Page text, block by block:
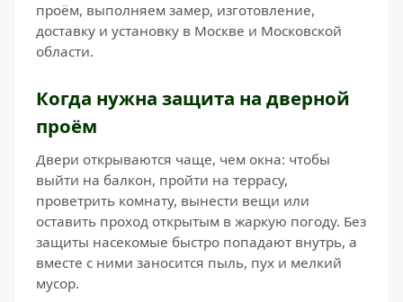
проём, выполняем замер, изготовление,
доставку и установку в Москве и Московской
области.
Когда нужна защита на дверной
проём
Двери открываются чаще, чем окна: чтобы
выйти на балкон, пройти на террасу,
проветрить комнату, вынести вещи или
оставить проход открытым в жаркую погоду. Без
защиты насекомые быстро попадают внутрь, а
вместе с ними заносится пыль, пух и мелкий
мусор.